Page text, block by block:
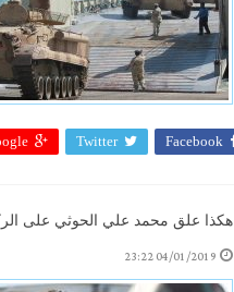
Facebook
Twitter
+
هكذا علق محمد علي الحوثي على
04/01/2019 23:22